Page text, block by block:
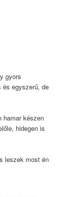
gyors
és egyszerű, de
hamar készen
hidegen is
leszek most én